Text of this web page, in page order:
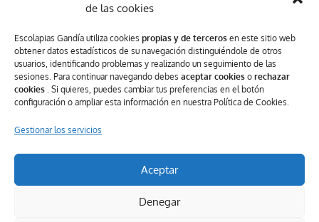
de las cookies
Escolapias Gandía utiliza cookies propias y de terceros en este sitio web
obtener datos estadísticos de su navegación distinguiéndole de otros
usuarios, identificando problemas y realizando un seguimiento de las
sesiones. Para continuar navegando debes aceptar cookies o rechazar
cookies . Si quieres, puedes cambiar tus preferencias en el botón
configuración o ampliar esta información en nuestra Política de Cookies.
Gestionar los servicios
Aceptar
Denegar
Tel.: 962 96 50 96
Canal Interno de Información
REDES SOCIALES